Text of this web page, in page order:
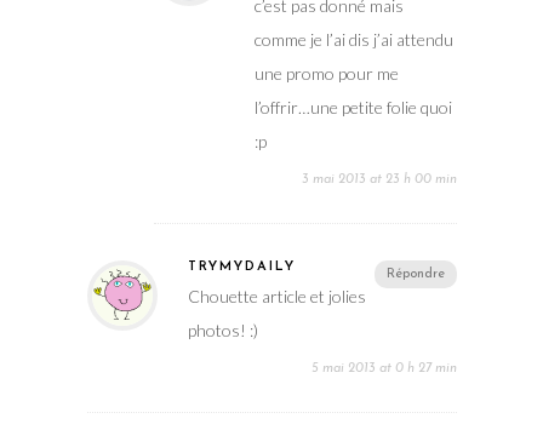
c’est pas donné mais
comme je l’ai dis j’ai attendu
une promo pour me
l’offrir…une petite folie quoi
:p
3 mai 2013 at 23 h 00 min
Répondre
TRYMYDAILY
Chouette article et jolies
photos! :)
5 mai 2013 at 0 h 27 min